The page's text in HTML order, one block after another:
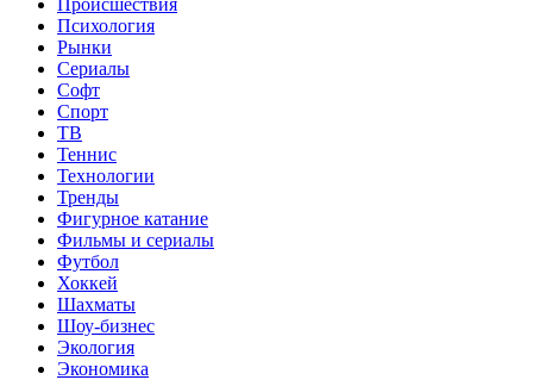
Психология
Рынки
Сериалы
Софт
Спорт
ТВ
Теннис
Технологии
Тренды
Фигурное катание
Фильмы и сериалы
Футбол
Хоккей
Шахматы
Шоу-бизнес
Экология
Экономика